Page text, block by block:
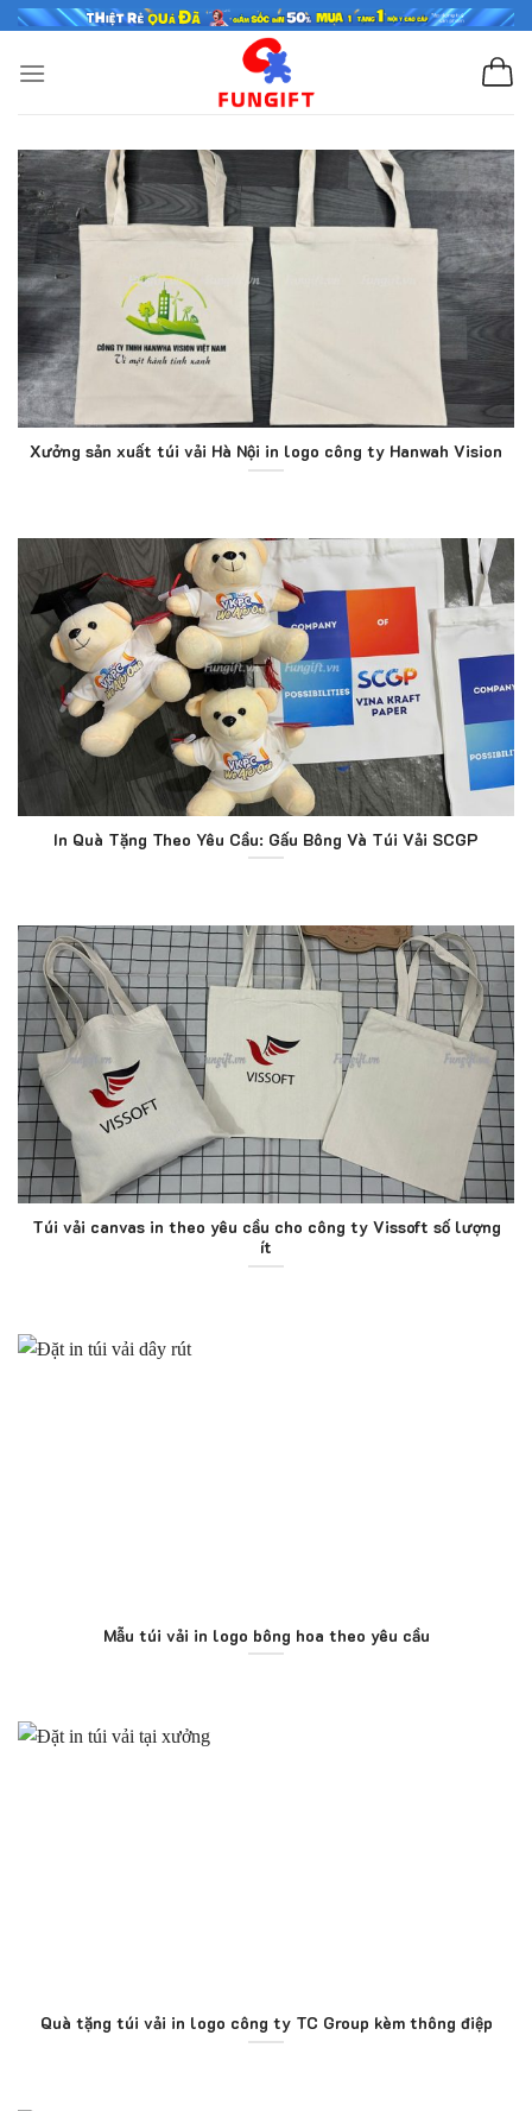
Skip
content
Xưởng sản xuất túi vải Hà Nội in logo công ty Hanwah Vision
In Quà Tặng Theo Yêu Cầu: Gấu Bông Và Túi Vải SCGP
Túi vải canvas in theo yêu cầu cho công ty Vissoft số lượng
ít
Mẫu túi vải in logo bông hoa theo yêu cầu
Quà tặng túi vải in logo công ty TC Group kèm thông điệp